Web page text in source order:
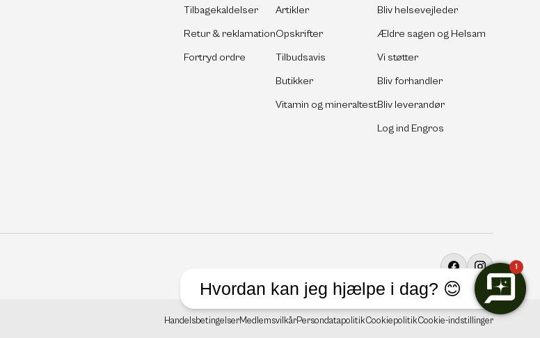
Tilbagekaldelser
Retur & reklamation
Fortryd ordre
Artikler
Opskrifter
Tilbudsavis
Butikker
Vitamin og mineraltest
Bliv helsevejleder
Ældre sagen og Helsam
Vi støtter
Bliv forhandler
Bliv leverandør
Log ind Engros
FacebookInstagram
HandelsbetingelserMedlemsvilkårPersondatapolitikCookiepolitikCookie-indstillinger
1
Hvordan kan jeg hjælpe i dag? 😊